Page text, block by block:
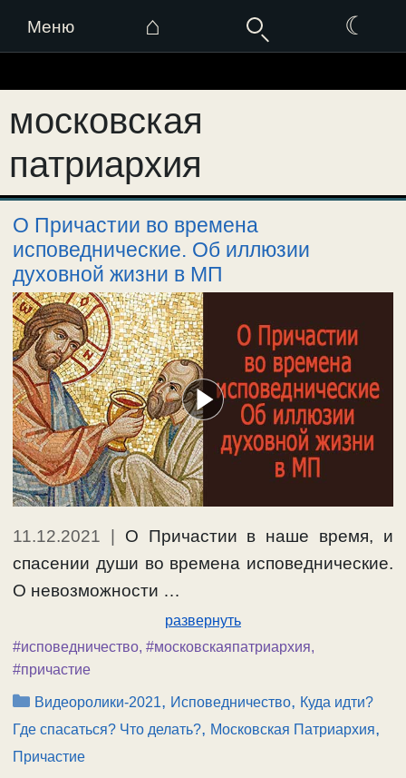
Меню ⌂ ☾
к
содержимому
московская
патриархия
О Причастии во времена
исповеднические. Об иллюзии
духовной жизни в МП
11.12.2021
О Причастии в наше время, и
спасении души во времена исповеднические.
О невозможности …
развернуть
#исповедничество, #московскаяпатриархия,
#причастие
Рубрики
Видеоролики-2021, Исповедничество, Куда идти?
Где спасаться? Что делать?, Московская Патриархия,
Причастие